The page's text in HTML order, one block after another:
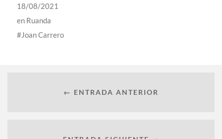
18/08/2021
en Ruanda
Joan Carrero
← ENTRADA ANTERIOR